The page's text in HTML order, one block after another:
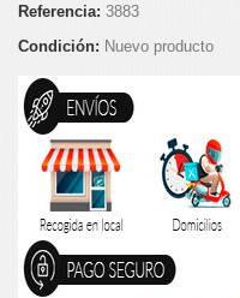
Referencia: 3883
Condición: Nuevo producto